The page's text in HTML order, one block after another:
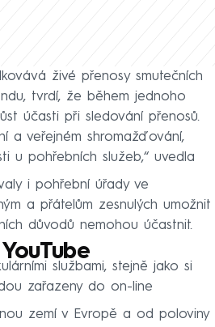
živé přenosy smutečních
tvrdí, že během jednoho
účasti při sledování přenosů.
a veřejném shromažďování,
u pohřebních služeb,“ uvedla
i pohřební úřady ve
a přátelům zesnulých umožnit
důvodů nemohou účastnit.
službami, stejně jako si
zařazeny do on-line
zemí v Evropě a od poloviny